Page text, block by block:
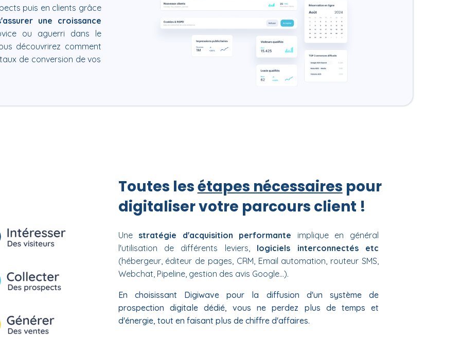
puis en clients grâce
une croissance
ou aguerri dans le
découvrirez comment
de conversion de vos
Toutes lesétapes nécessaires pour
digitaliser votre parcours client !
Une stratégie d'acquisition performante implique en général
l'utilisation de différents leviers,logiciels interconnectés etc
(hébergeur, éditeur de pages, CRM, Email automation, routeur SMS,
Webchat, Pipeline, gestion des avis Google...).
En choisissant Digiwave pour la diffusion d'un système de
prospection digitale dédié, vous ne perdez plus de temps et
d'énergie, tout en faisant plus de chiffre d'affaires.